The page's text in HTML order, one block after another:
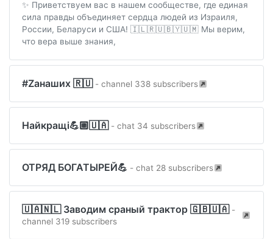
✨ Приветствуем вас в нашем сообществе, где единая
сила правды объединяет сердца людей из Израиля,
России, Беларуси и США! 🇮🇱🇷🇺🇧🇾🇺🇲 Мы верим,
что вера выше знания,
#Zанаших 🇷🇺 - channel 338 subscribers
Найкращі💪🏼🇺🇦 - chat 34 subscribers
ОТРЯД БОГАТЫРЕЙ💪 - chat 28 subscribers
🇺🇦🇳🇱 Заводим сраный трактор 🇬🇧🇺🇦 -
channel 319 subscribers